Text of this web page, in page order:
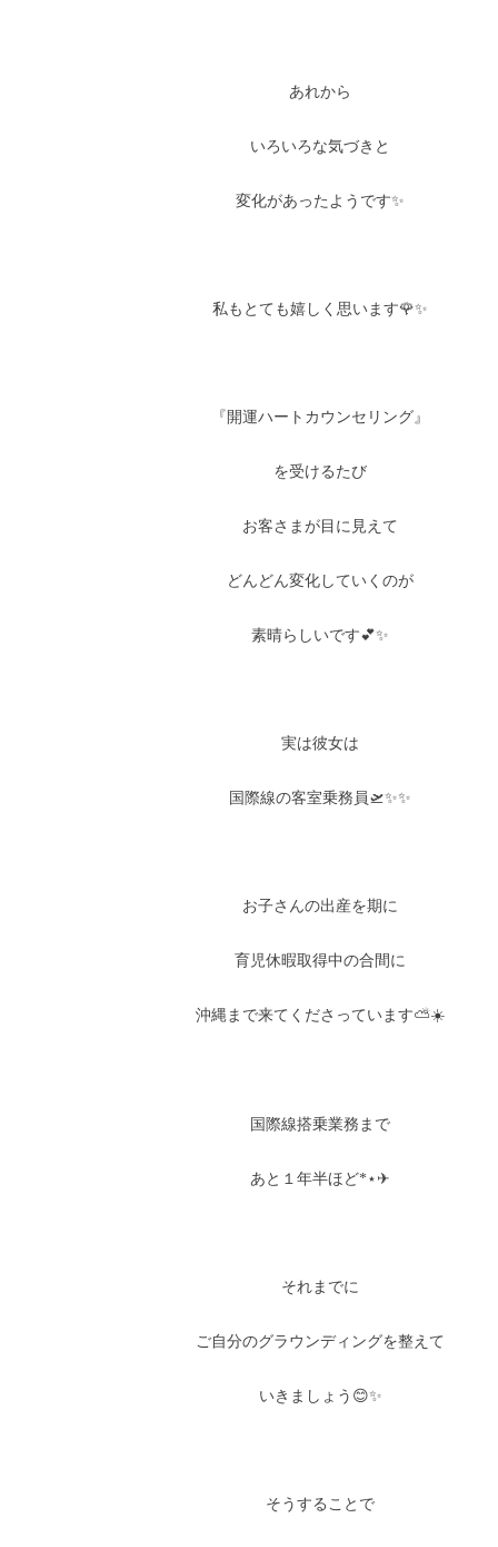
あれから
いろいろな気づきと
変化があったようです✨
私もとても嬉しく思います🌹✨
『開運ハートカウンセリング』
を受けるたび
お客さまが目に見えて
どんどん変化していくのが
素晴らしいです💕✨
実は彼女は
国際線の客室乗務員🛫✨✨
お子さんの出産を期に
育児休暇取得中の合間に
沖縄まで来てくださっています⛅️☀️
国際線搭乗業務まで
あと１年半ほど*⋆✈
それまでに
ご自分のグラウンディングを整えて
いきましょう😊✨
そうすることで